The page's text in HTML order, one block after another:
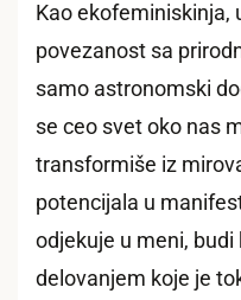
Kao ekofeminiskinja,
povezanost sa
samo astronomski
se ceo svet oko nas
transformiše iz
potencijala u
odjekuje u meni,
delovanjem koje je